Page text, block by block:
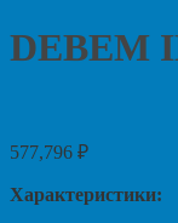
DEBEM
577,796 ₽
Характеристики: